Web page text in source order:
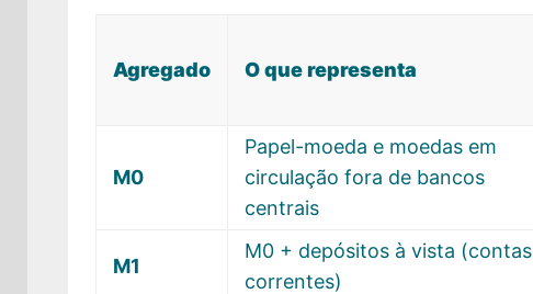
Agregado O que representa
M0
Papel-moeda e moedas em
circulação fora de bancos
centrais
M1
M0 + depósitos à vista (contas
correntes)